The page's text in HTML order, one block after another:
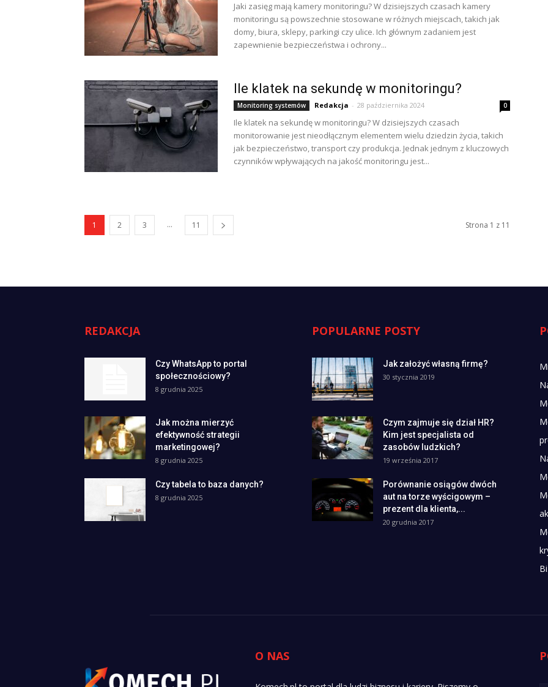
Jaki zasięg mają kamery monitoringu? W dzisiejszych czasach kamery
monitoringu są powszechnie stosowane w różnych miejscach, takich jak
domy, biura, sklepy, parkingi czy ulice. Ich głównym zadaniem jest
zapewnienie bezpieczeństwa i ochrony...
Ile klatek na sekundę w monitoringu?
Monitoring systemów Redakcja - 28 października 2024 0
Ile klatek na sekundę w monitoringu? W dzisiejszych czasach
monitorowanie jest nieodłącznym elementem wielu dziedzin życia, takich
jak bezpieczeństwo, transport czy produkcja. Jednak jednym z kluczowych
czynników wpływających na jakość monitoringu jest...
1 2 3 ... 11 Strona 1 z 11
REDAKCJA
Czy WhatsApp to portal
społecznościowy?
8 grudnia 2025
Jak można mierzyć
efektywność strategii
marketingowej?
8 grudnia 2025
Czy tabela to baza danych?
8 grudnia 2025
POPULARNE POSTY
Jak założyć własną firmę?
30 stycznia 2019
Czym zajmuje się dział HR?
Kim jest specjalista od
zasobów ludzkich?
19 września 2017
Porównanie osiągów dwóch
aut na torze wyścigowym –
prezent dla klienta,...
20 grudnia 2017
O NAS